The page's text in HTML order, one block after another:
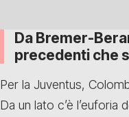
Da Bremer-
precedenti che
Per la Juventus,
Da un lato c’è l’euforia